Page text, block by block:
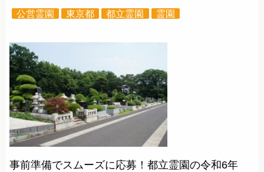
公営霊園 東京都 都立霊園 霊園
事前準備でスムーズに応募！都立霊園の令和6年